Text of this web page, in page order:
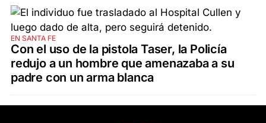
EN SANTA FE
Con el uso de la pistola Taser, la Policía
redujo a un hombre que amenazaba a su
padre con un arma blanca